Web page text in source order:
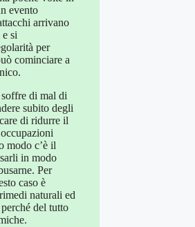
evento
arrivano
si
per
cominciare a
di mal di
subito degli
di ridurre il
modo c’è il
in modo
Per
caso è
naturali ed
del tutto